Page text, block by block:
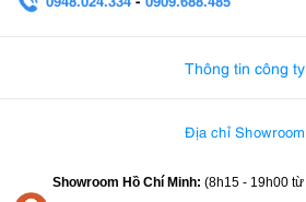
Thông tin công ty
Địa chỉ Showroom
Showroom Hồ Chí Minh: (8h15 - 19h00 từ